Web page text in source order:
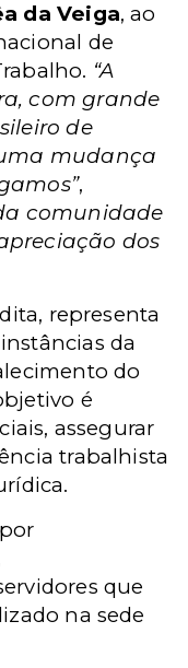
da Veiga, ao
de
“A
com grande
de
mudança
,
comunidade
dos
representa
da
do
é
assegurar
trabalhista
que
na sede